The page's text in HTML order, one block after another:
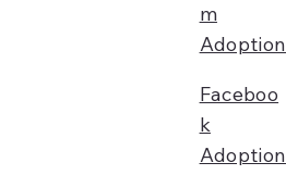
m
Adoption
Faceboo
k
Adoption